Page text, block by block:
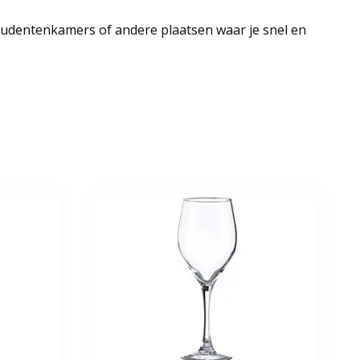
of andere plaatsen waar je snel en